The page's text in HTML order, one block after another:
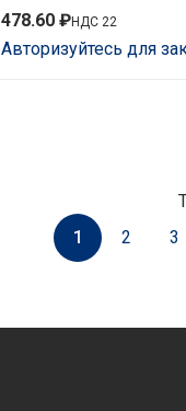
478.60 ₽НДС 22
Авторизуйтесь для
1
2 3